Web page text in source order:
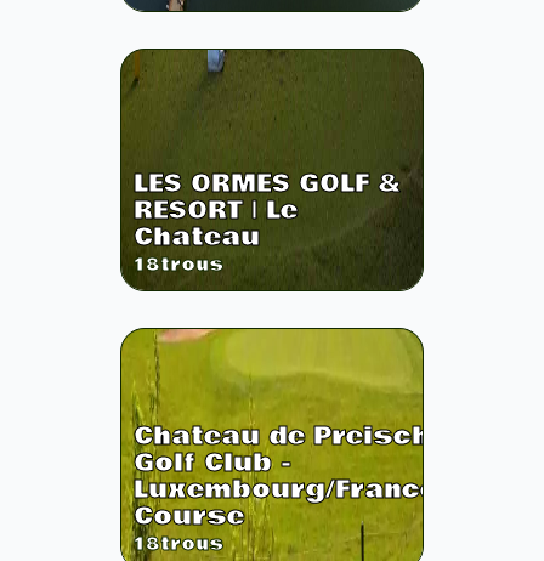
LES ORMES GOLF &
RESORT | Le
Chateau
18trous
Chateau de Preisch
Golf Club -
Luxembourg/France
Course
18trous